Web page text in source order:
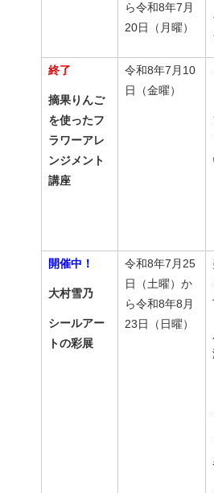
ら令和8年7月
20日（月曜）
終了
摘果りんご
を使ったフ
ラワーアレ
ンジメント
講座
令和8年7月10
日（金曜）
開催中！
大村雪乃
シールアー
トの彩展
令和8年7月25
日（土曜）か
ら令和8年8月
23日（日曜）